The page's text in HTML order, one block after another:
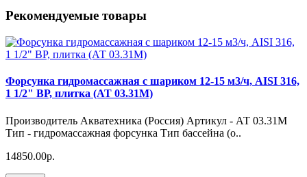
Рекомендуемые товары
Форсунка гидромассажная с шариком 12-15 м3/ч, AISI 316,
1 1/2" ВР, плитка (АТ 03.31М)
Производитель Акватехника (Россия) Артикул - АТ 03.31М
Тип - гидромассажная форсунка Тип бассейна (о..
14850.00р.